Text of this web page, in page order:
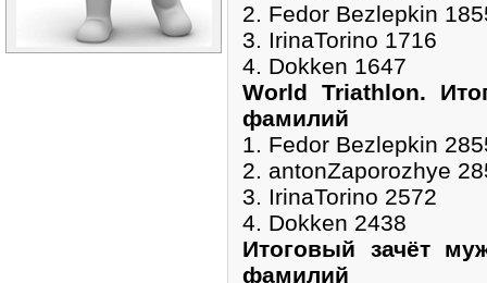
2. Fedor Bezlepkin
3. IrinaTorino 1716
4. Dokken 1647
World Triathlon.
фамилий
1. Fedor Bezlepkin
2. antonZaporozhye
3. IrinaTorino 2572
4. Dokken 2438
Итоговый зачёт
фамилий